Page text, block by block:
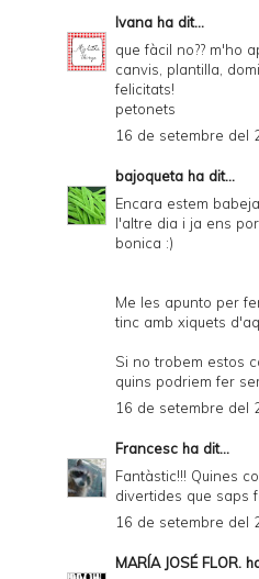
Ivana ha dit...
que fàcil no?? m'ho
canvis, plantilla,
felicitats!
petonets
16 de setembre del
bajoqueta ha dit...
Encara estem
l'altre dia i ja ens
bonica :)
Me les apunto per
tinc amb xiquets
Si no trobem estos
quins podriem fer
16 de setembre del
Francesc ha dit...
Fantàstic!!! Quines
divertides que saps
16 de setembre del
MARÍA JOSÉ FLOR.